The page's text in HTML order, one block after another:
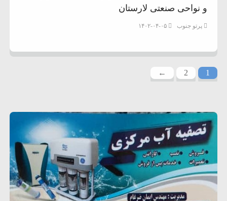
و نواحی صنعتی لارستان
پرتو جنوب ۱۴۰۲-۰۴-۰۵
1
2
←